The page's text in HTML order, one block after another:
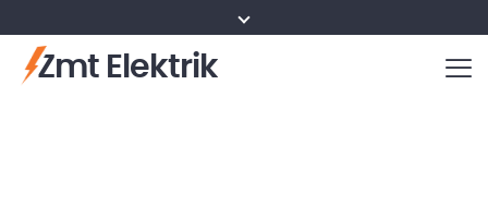
Zmt Elektrik